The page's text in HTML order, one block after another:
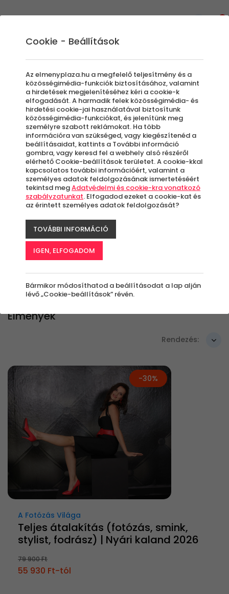
Fotózás ajándékba akár teljes
átalakítással
Napjainkban kincset érnek az előhívott
fényképek. Egy profi fotózás képeit vétek lenne
kizárólag digitális formában tárolni, hiszen az
alkalom hangulata és a megörökített
események úgy válnak örök emlékké, ha
nézegetjük őket. Válassz az ÉlményPláza
izgalmas fotózás kuponjai közül, hogy az
elkészült képek és velük együtt a szép emlékek
kikerülhessenek a falra. Őrizd meg a pillanat
varázsát az örökkévalóságnak, válaszd
élményfotózásainkat!
Szűrők beállítása
Élmények
Rendezés:
-30%
A Fotózás Világa
Teljes átalakítás (fotózás, smink,
stylist, fodrász) | Nyári kaland 2026
79 900 Ft
55 930 Ft-tól
Cookie - Beállítások
Az elmenyplaza.hu a megfelelő teljesítmény és a
közösségimédia-funkciók biztosításához, valamint
a hirdetések megjelenítéséhez kéri a cookie-k
elfogadását. A harmadik felek közösségimédia- és
hirdetési cookie-jai használatával biztosítunk
közösségimédia-funkciókat, és jelenítünk meg
személyre szabott reklámokat. Ha több
információra van szükséged, vagy kiegészítenéd a
beállításaidat, kattints a További információ
gombra, vagy keresd fel a webhely alsó részéről
elérhető Cookie-beállítások területet. A cookie-kkal
kapcsolatos további információért, valamint a
személyes adatok feldolgozásának ismertetéséért
tekintsd megAdatvédelmi és cookie-kra vonatkozó
szabályzatunkat. Elfogadod ezeket a cookie-kat és
az érintett személyes adatok feldolgozását?
TOVÁBBI INFORMÁCIÓ
IGEN, ELFOGADOM
Bármikor módosíthatod a beállításodat a lap alján
lévő „Cookie-beállítások” révén.